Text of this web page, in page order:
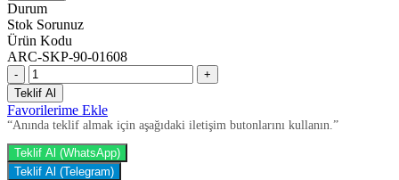
Durum
Stok Sorunuz
Ürün Kodu
ARC-SKP-90-01608
-
+
Teklif Al
Favorilerime Ekle
“Anında teklif almak için aşağıdaki iletişim butonlarını kullanın.”
Teklif Al (WhatsApp)
Teklif Al (Telegram)